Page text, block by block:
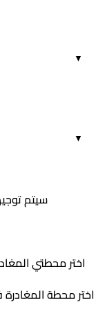
▼
▼
سيتم
اختر محطتي
اختر محطة